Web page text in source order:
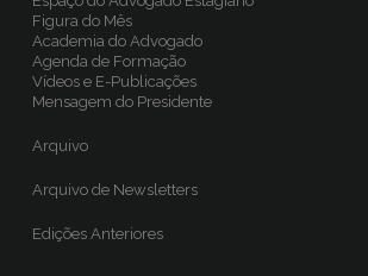
Figura do Mês
Academia do Advogado
Agenda de Formação
Vídeos e E-Publicações
Mensagem do Presidente
Arquivo
Arquivo de Newsletters
Edições Anteriores